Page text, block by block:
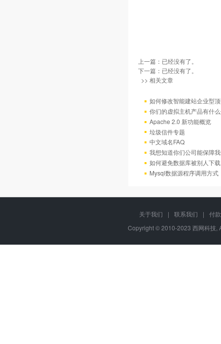
上一篇：已经没有了。
下一篇：已经没有了。
>> 相关文章
如何修改智能建站企业型
你们的虚拟主机产品有什
Apache 2.0 新功能概览
垃圾信件专题
中文域名FAQ
我想知道你们公司能保障
如何避免数据库被别人下
Mysql数据源程序调用方
关于我们 | 联系我们 |
付
Copyright © 2010-2023 西网科技